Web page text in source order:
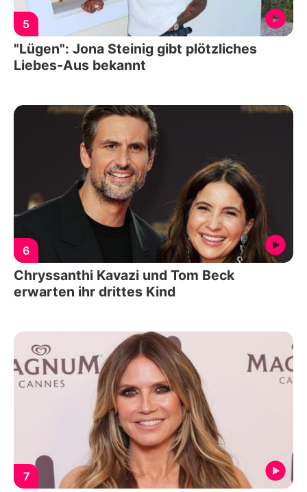
5
"Lügen": Jona Steinig gibt plötzliches
Liebes-Aus bekannt
6
Chryssanthi Kavazi und Tom Beck
erwarten ihr drittes Kind
7